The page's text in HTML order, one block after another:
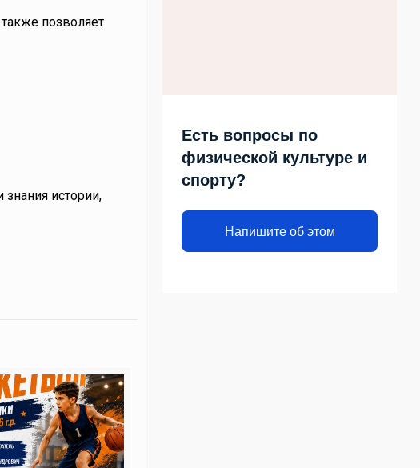
позволяет
истории,
Есть вопросы по
физической культуре и
спорту?
Напишите об этом